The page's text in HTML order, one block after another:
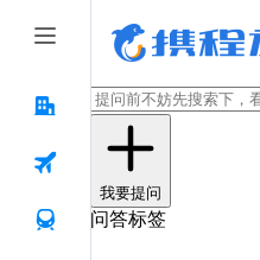
我要提问
问答标签